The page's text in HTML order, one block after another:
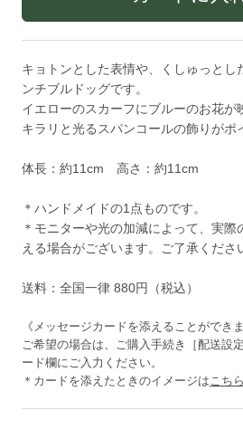
キョトンとした表情や、くしゅっとし
ンチブルドッグです。
イエローのスカーフにブルーのお花が
キラリと光るスパンコールの飾りがポ
体長：約11cm 高さ：約11cm
＊ハンドメイドの1点ものです。
＊モニターや光の加減によって、実際
える場合がございます。ご了承くださ
送料：全国一律 880円（税込）
《メッセージカードを添えることができま
ご希望の場合は、ご購入手続き［配送設
ード欄にご入力ください。
＊カードを添えたときのイメージは こちら